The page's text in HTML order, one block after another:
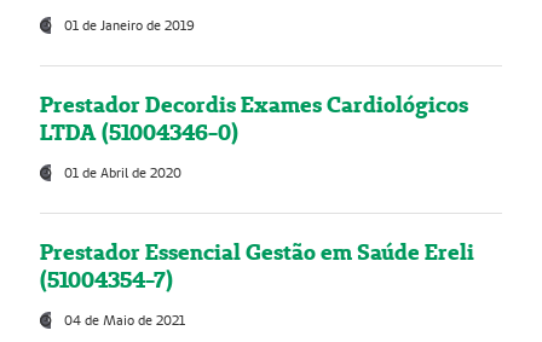
01 de Janeiro de 2019
Prestador Decordis Exames Cardiológicos
LTDA (51004346-0)
01 de Abril de 2020
Prestador Essencial Gestão em Saúde Ereli
(51004354-7)
04 de Maio de 2021